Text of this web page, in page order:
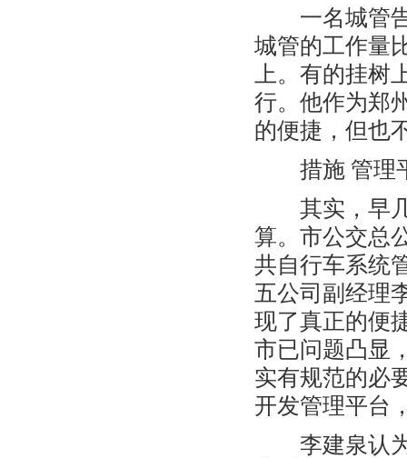
一名城管告
城管的工作量
上。有的挂
行。他作为郑
的便捷，但也
措施 管理平
其实，早几
算。市公交总
共自行车系统
五公司副经理
现了真正的便
市已问题凸显
实有规范的必
开发管理平台
李建泉认为